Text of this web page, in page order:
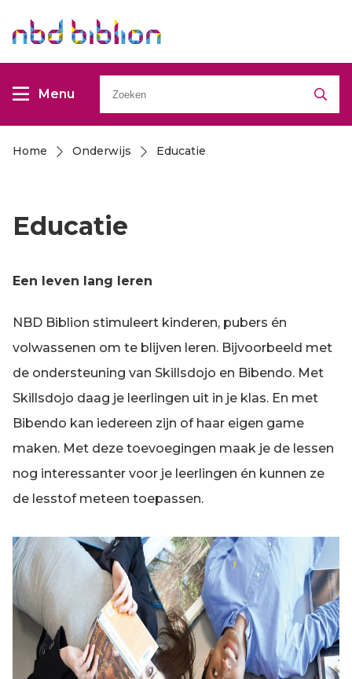
en
naar
de
en
naar
de
Menu
Home Onderwijs Educatie
Educatie
Een leven lang leren
NBD Biblion stimuleert kinderen, pubers én
volwassenen om te blijven leren. Bijvoorbeeld met
de ondersteuning van Skillsdojo en Bibendo. Met
Skillsdojo daag je leerlingen uit in je klas. En met
Bibendo kan iedereen zijn of haar eigen game
maken. Met deze toevoegingen maak je de lessen
nog interessanter voor je leerlingen én kunnen ze
de lesstof meteen toepassen.